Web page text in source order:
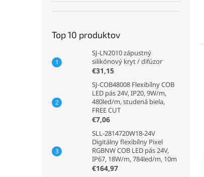
Top 10 produktov
SJ-LN2010 zápustný
silikónový kryt / difúzor
€31,15
SJ-COB48008 Flexibílny COB
LED pás 24V, IP20, 9W/m,
480led/m, studená biela,
FREE CUT
€7,06
SLL-2814720W18-24V
Digitálny flexibílny Pixel
RGBNW COB LED pás 24V,
IP67, 18W/m, 784led/m, 10m
€164,97